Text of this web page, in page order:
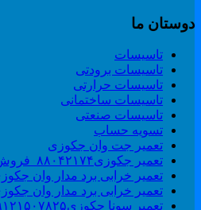
ما
تاسیسات
تاسیسات برودتی
تاسیسات حرارتی
تاسیسات ساختمانی
تاسیسات صنعتی
تسویه حساب
تعمیر جت وان جکوزی
تعمیر جکوزی۸۸۰۴۲۱۷۴_فروش وان_جکوزی
تعمیر خرابی برد مدار وان جکوزی
تعمیر خرابی برد مدار وان جکوزی
تعمیر سونا جکوزی۰۹۱۲۱۵۰۷۸۲۵#| Sauna | Jacuzzi